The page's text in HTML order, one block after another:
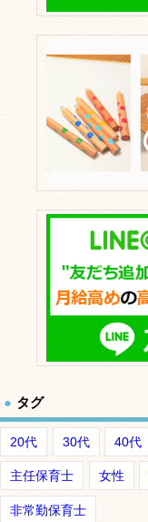
タグ
20代 30代 40代
主任保育士 女性
非常勤保育士